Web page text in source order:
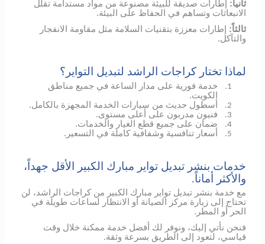
ثانياً: إطارات صديقة للبيئة مصنوعة من مواد مستدامة تقلل
الانبعاثات وتساهم في الحفاظ على البيئة.
ثالثاً: إطارات معززة بتقنيات السلامة مثل مقاومة الانفجار
والتآكل.
لماذا تختار كراجات الراشد لتبديل التواير؟
1.
خدمة فورية على مدار الساعة في جميع مناطق
الكويت.
2. أسطول حديث من سيارات الخدمة المجهزة بالكامل.
3. فنيون مدربون على أعلى مستوى.
4. ضمان على جميع قطع الغيار والخدمات.
5. أسعار تنافسية وشفافية كاملة في التسعير.
خدمات بنشر تبديل تواير مبارك الكبير الأقل جهداً،
والأكثر أماناً.
مع خدمة بنشر تبديل تواير مبارك الكبير من كراجات الراشد، لن
تحتاج إلى زيارة مركز الصيانة أو الانتظار لساعات طويلة في
الحر أو المطر.
فنحن نأتي إليك، ونوفر لك أفضل خدمة ممكنة خلال وقت
قياسي، لتعود إلى الطريق بسرعة وثقة.